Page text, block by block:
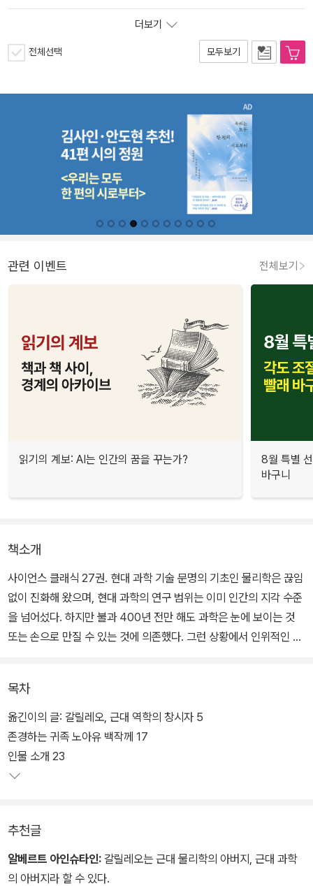
더보기
전체선택 모두보기
관련 이벤트 전체보기
읽기의 계보: AI는 인간의 꿈을 꾸는가?
8월 특별
바구니
책소개
사이언스 클래식 27권. 현대 과학 기술 문명의 기초인 물리학은 끊임
없이 진화해 왔으며, 현대 과학의 연구 범위는 이미 인간의 지각 수준
을 넘어섰다. 하지만 불과 400년 전만 해도 과학은 눈에 보이는 것
또는 손으로 만질 수 있는 것에 의존했다. 그런 상황에서 인위적인 실
이었다. 그 혁명의 선두에 서 있던 인물이 16세기 이탈리아의 자연 철
학자 갈릴레오 갈릴레이였다.
<대화>로 인해 종교 재판에서 유죄를 선고받은 갈릴레오가 자택에
연금된 채 눈이 멀어가는 와중에 완성한 근대 물리학의 고전이다. 대
한 문제였다. 하지만 갈릴레오는 과감하게 매개 도구와 실험을 통한
측정 그리고 사고 실험을 과학 연구에 도입했다. 그 결과 인간은 불완
전한 감각의 한계를 넘어서 진리의 문에 한걸음 다가갈 수 있었다.
목차
옮긴이의 글: 갈릴레오, 근대 역학의 창시자 5
존경하는 귀족 노아유 백작께 17
인물 소개 23
추천글
알베르트 아인슈타인: 갈릴레오는 근대 물리학의 아버지, 근대 과학
의 아버지라 할 수 있다.